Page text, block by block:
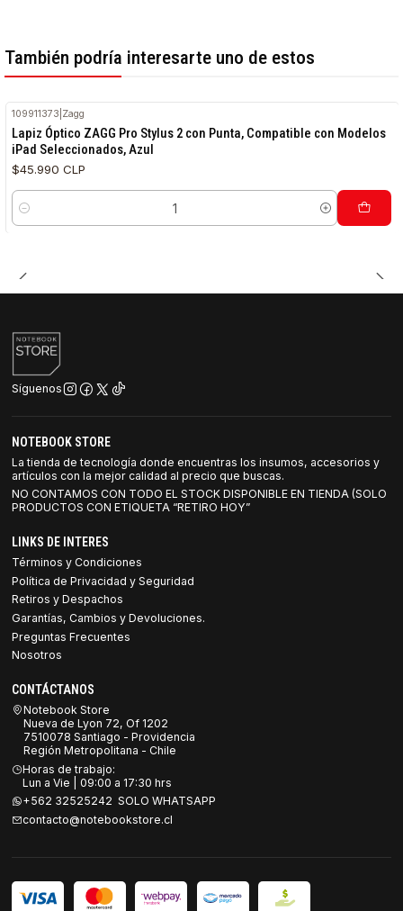
También podría interesarte uno de estos
109911373 Zagg
Lapiz Óptico ZAGG Pro Stylus 2 con Punta, Compatible con Modelos
iPad Seleccionados, Azul
$45.990 CLP
Cantidad
Síguenos
NOTEBOOK STORE
La tienda de tecnología donde encuentras los insumos, accesorios y
artículos con la mejor calidad al precio que buscas.
NO CONTAMOS CON TODO EL STOCK DISPONIBLE EN TIENDA (SOLO
PRODUCTOS CON ETIQUETA “RETIRO HOY”
LINKS DE INTERES
Términos y Condiciones
Política de Privacidad y Seguridad
Retiros y Despachos
Garantías, Cambios y Devoluciones.
Preguntas Frecuentes
Nosotros
CONTÁCTANOS
Notebook Store
Nueva de Lyon 72, Of 1202
7510078 Santiago - Providencia
Región Metropolitana - Chile
Horas de trabajo:
Lun a Vie | 09:00 a 17:30 hrs
+562 32525242 SOLO WHATSAPP
contacto@notebookstore.cl